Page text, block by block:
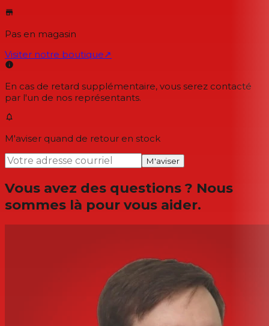
Pas en magasin
Visiter notre boutique↗
En cas de retard supplémentaire, vous serez contacté
par l'un de nos représentants.
M'aviser quand de retour en stock
M'aviser
Vous avez des questions ? Nous
sommes là pour vous aider.